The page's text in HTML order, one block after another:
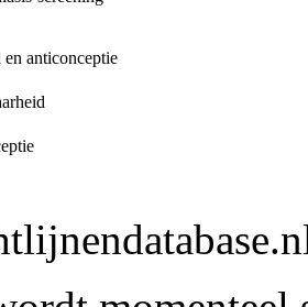
anticonceptie